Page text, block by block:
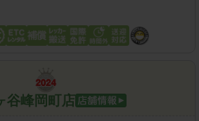
谷峰岡町店